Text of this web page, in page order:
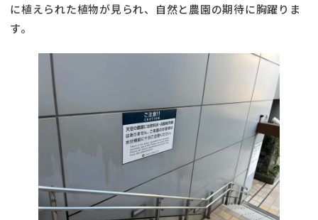
に植えられた植物が見られ、自然と農園の期待に胸躍りま
す。